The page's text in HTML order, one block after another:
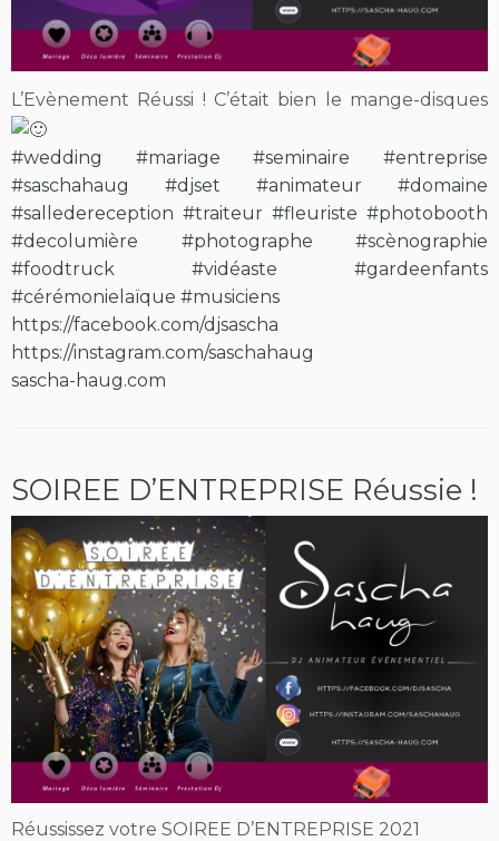
L’Evènement Réussi ! C’était bien le mange-disques
#wedding #mariage #seminaire
#entreprise
#saschahaug
#djset #animateur
#domaine
#salledereception #traiteur #fleuriste #photobooth
#decolumière
#photographe
#scènographie
#foodtruck
#vidéaste
#gardeenfants
#cérémonielaïque #musiciens
https://facebook.com/djsascha
https://instagram.com/saschahaug
sascha-haug.com
SOIREE D’ENTREPRISE Réussie !
Réussissez votre SOIREE D’ENTREPRISE 2021